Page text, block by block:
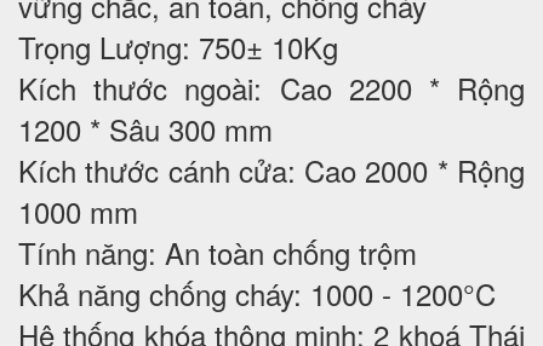
Trọng Lượng: 750± 10Kg
Kích thước ngoài: Cao 2200 * Rộng
1200 * Sâu 300 mm
Kích thước cánh cửa: Cao 2000 * Rộng
1000 mm
Tính năng: An toàn chống trộm
Khả năng chống cháy: 1000 - 1200°C
Hệ thống khóa thông minh: 2 khoá Thái